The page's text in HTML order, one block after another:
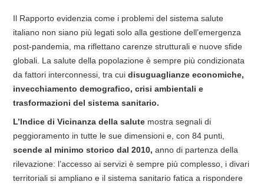
Il Rapporto evidenzia come i problemi del sistema salute
italiano non siano più legati solo alla gestione dell’emergenza
post-pandemia, ma riflettano carenze strutturali e nuove sfide
globali. La salute della popolazione è sempre più condizionata
da fattori interconnessi, tra cui disuguaglianze economiche,
invecchiamento demografico, crisi ambientali e
trasformazioni del sistema sanitario.
L’Indice di Vicinanza della salute mostra segnali di
peggioramento in tutte le sue dimensioni e, con 84 punti,
scende al minimo storico dal 2010, anno di partenza della
rilevazione: l’accesso ai servizi è sempre più complesso, i divari
territoriali si ampliano e il sistema sanitario fatica a rispondere